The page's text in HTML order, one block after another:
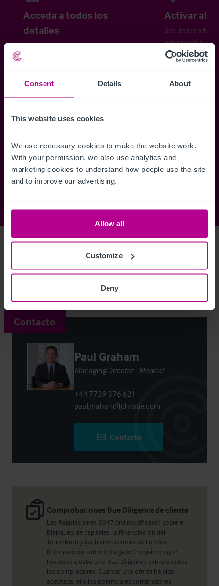
Consent Details About
This website uses cookies
We use necessary cookies to make the website work.
With your permission, we also use analytics and
marketing cookies to understand how people use the site
and to improve our advertising.
Allow all
Customize
Deny
Acceda a todos los
detalles
Acceda a toda la información
planos, visitas, folletos y mucho más.
Activar
Sea de los
información
propiedades
cómo desea
¿Ya tiene una cuenta? Iniciar sesión
LoginorRegisterto view full details
Comprobaciones Due Diligence de cliente
Las Regulaciones 2017 (así modificado) sobre el
Blanqueo de capitales, la Financiación del
Terrorismo y las Transferencias de Fondos
(información sobre el Pagador) requieren que
llevemos a cabo una Due Diligence sobre a todos
los compradores. Cuando una oferta ha sido
aceptada, el o los potenciales compradores
Contacto
Paul Graham
Managing Director - Medical
+44 7739 876 621
paul.graham@christie.com
Contacto